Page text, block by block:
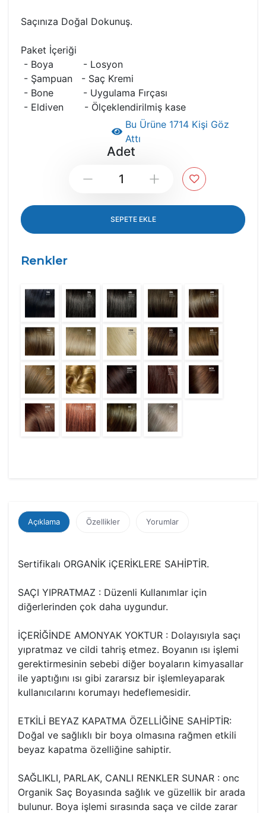
Saçınıza Doğal Dokunuş.
Paket İçeriği
- Boya - Losyon
- Şampuan - Saç Kremi
- Bone - Uygulama Fırçası
- Eldiven - Ölçeklendirilmiş kase
Bu Ürüne 1714 Kişi Göz
Attı
Adet
Down
SEPETE EKLE
Renkler
Açıklama Özellikler Yorumlar
Sertifikalı ORGANİK iÇERİKLERE SAHİPTİR.
SAÇI YIPRATMAZ : Düzenli Kullanımlar için
diğerlerinden çok daha uygundur.
İÇERİĞİNDE AMONYAK YOKTUR : Dolayısıyla saçı
yıpratmaz ve cildi tahriş etmez. Boyanın ısı işlemi
gerektirmesinin sebebi diğer boyaların kimyasallar
ile yaptığını ısı gibi zararsız bir işlemleyaparak
kullanıcılarını korumayı hedeflemesidir.
ETKİLİ BEYAZ KAPATMA ÖZELLİĞİNE SAHİPTİR:
Doğal ve sağlıklı bir boya olmasına rağmen etkili
beyaz kapatma özelliğine sahiptir.
SAĞLIKLI, PARLAK, CANLI RENKLER SUNAR : onc
Organik Saç Boyasında sağlık ve güzellik bir arada
bulunur. Boya işlemi sırasında saça ve cilde zarar